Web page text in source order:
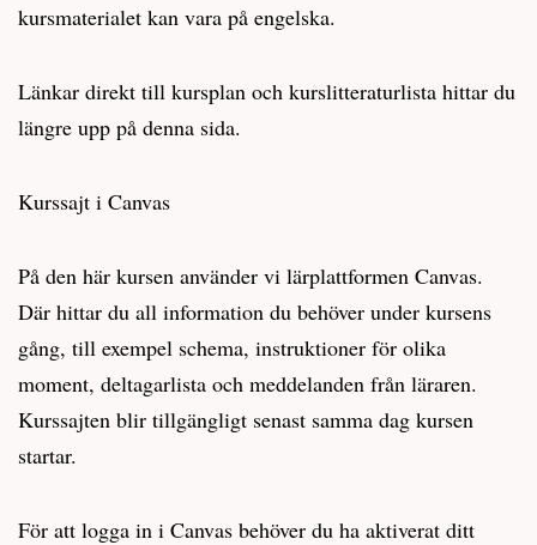
kursmaterialet kan vara på engelska.
Länkar direkt till kursplan och kurslitteraturlista hittar du
längre upp på denna sida.
Kurssajt i Canvas
På den här kursen använder vi lärplattformen Canvas.
Där hittar du all information du behöver under kursens
gång, till exempel schema, instruktioner för olika
moment, deltagarlista och meddelanden från läraren.
Kurssajten blir tillgängligt senast samma dag kursen
startar.
För att logga in i Canvas behöver du ha aktiverat ditt